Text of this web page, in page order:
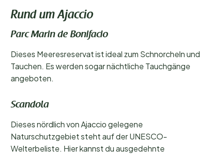
Rund um Ajaccio
Parc Marin de Bonifacio
Dieses Meeresreservat ist ideal zum Schnorcheln und
Tauchen. Es werden sogar nächtliche Tauchgänge
angeboten.
Scandola
Dieses nördlich von Ajaccio gelegene
Naturschutzgebiet steht auf der UNESCO-
Welterbeliste. Hier kannst du ausgedehnte